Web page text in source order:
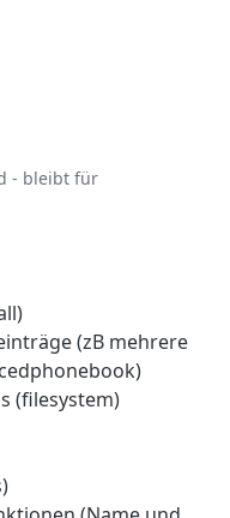
- bleibt für
(zB mehrere
(filesystem)